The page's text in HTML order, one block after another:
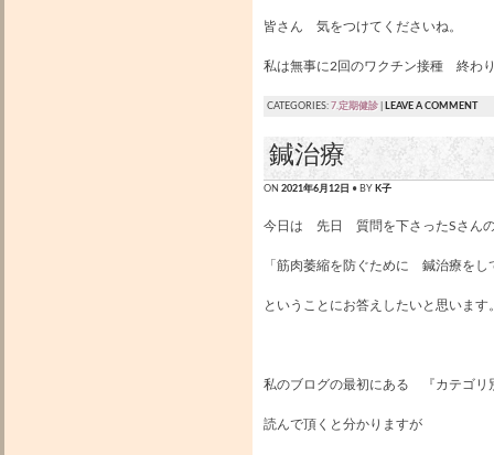
皆さん 気をつけてくださいね。
私は無事に2回のワクチン接種 終わ
CATEGORIES:7.定期健診 LEAVE A COMMENT
鍼治療
ON2021年6月12日 • BY K子
今日は 先日 質問を下さったSさん
「筋肉萎縮を防ぐために 鍼治療をし
ということにお答えしたいと思います
私のブログの最初にある 『カテゴリ
読んで頂くと分かりますが